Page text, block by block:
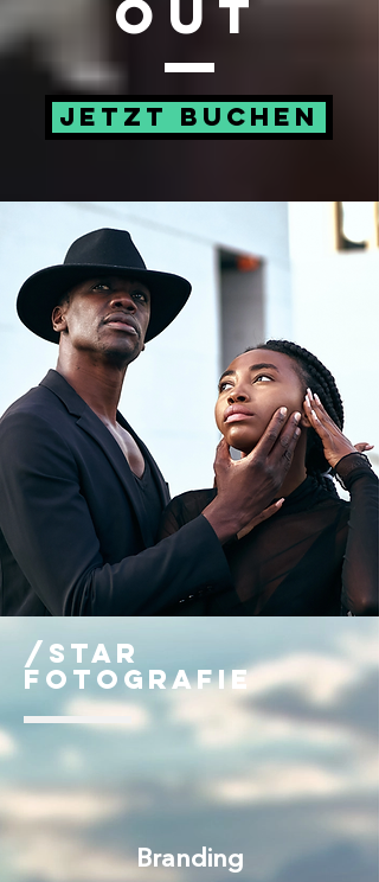
Out
Jetzt buchen
Branding
/Star
fotografie